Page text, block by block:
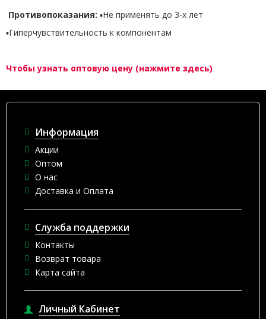
Противопоказания: ▪️Не применять до 3-х лет
▪️Гиперчувствительность к компонентам
Чтобы узнать оптовую цену (нажмите здесь)
Информация
Акции
Оптом
О нас
Доставка и Оплата
Служба поддержки
Контакты
Возврат товара
Карта сайта
Личный Кабинет